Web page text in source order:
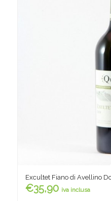
Excultet Fiano di Avellino
€35,90 iva inclusa